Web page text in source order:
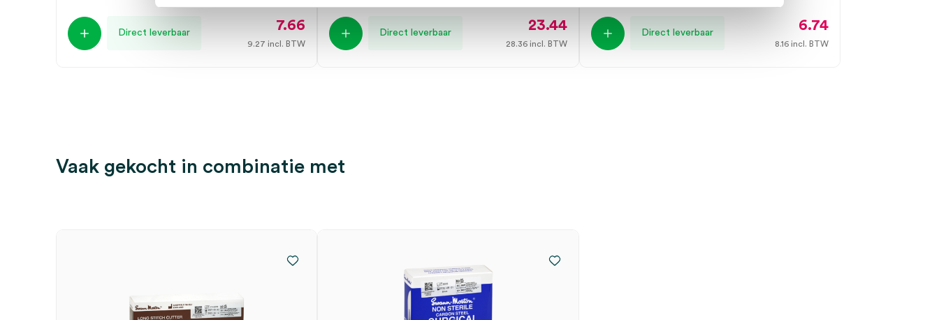
Direct leverbaar 7.66
9.27 incl. BTW
Direct leverbaar 23.44
28.36incl. BTW
Direct leverbaar 6.74
8.16incl. BTW
Vaak gekocht in combinatie met